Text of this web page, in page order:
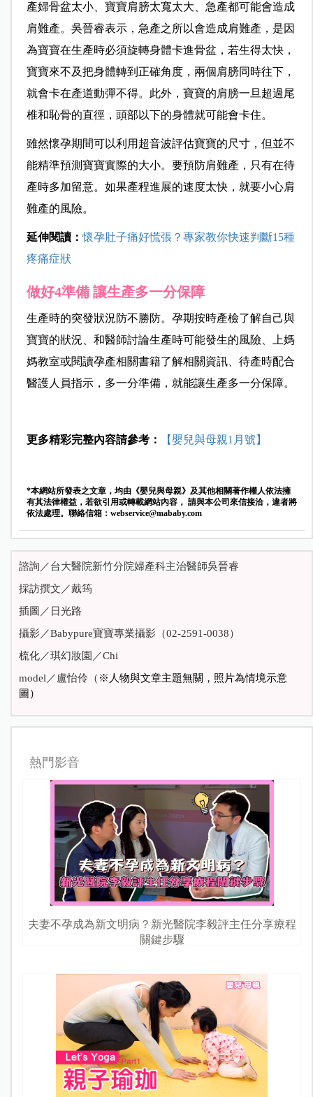
產婦骨盆太小、寶寶肩膀太寬太大、急產都可能會造成
肩難產。吳晉睿表示，急產之所以會造成肩難產，是因
為寶寶在生產時必須旋轉身體卡進骨盆，若生得太快，
寶寶來不及把身體轉到正確角度，兩個肩膀同時往下，
就會卡在產道動彈不得。此外， 寶寶的肩膀一旦 超過尾
椎和恥骨的直徑，頭部以下的身體就可能會卡住。
雖然懷孕期間可以利用超音波評估寶寶的尺寸，但並不
能精準預測寶寶實際的大小。要預防肩難產，只有在待
產時多加留意。如果產程進展的速度太快，就要小心肩
難產的風險。
延伸閱讀：懷孕肚子痛好慌張？專家教你快速判斷15種
疼痛症狀
做好4準備 讓生產多一分保障
生產時的突發狀況防不勝防。孕期按時產檢了解自己與
寶寶的狀況、和醫師討論生產時可能發生的風險、上媽
媽教室或閱讀孕產相關書籍了解相關資訊、待產時配合
醫護人員指示，多一分準備，就能讓生產多一分保障。
更多精彩完整內容請參考： 【嬰兒與母親1月號】
*本網站所發表之文章，均由《嬰兒與母親》及其他相關著作權人依法擁
有其法律權益，若欲引用或轉載網站內容， 請與本公司來信接洽，違者將
依法處理。聯絡信箱： webservice@mababy.com
諮詢／台大醫院新竹分院婦產科主治醫師吳晉睿
採訪撰文／戴筠
插圖／日光路
攝影／Babypure寶寶專業攝影（02-2591-0038）
梳化／琪幻妝園／Chi
model ／盧怡伶（ ※人物與文章主題無關，照片為情境示意
圖）
熱門影音
夫妻不孕成為新文明病？新光醫院李毅評主任分享療程
關鍵步驟